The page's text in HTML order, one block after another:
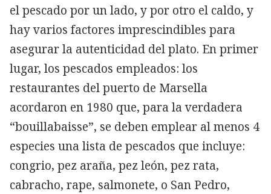
el pescado por un lado, y por otro el caldo, y
hay varios factores imprescindibles para
asegurar la autenticidad del plato. En primer
lugar, los pescados empleados: los
restaurantes del puerto de Marsella
acordaron en 1980 que, para la verdadera
“bouillabaisse”, se deben emplear al menos 4
especies una lista de pescados que incluye:
congrio, pez araña, pez león, pez rata,
cabracho, rape, salmonete, o San Pedro,